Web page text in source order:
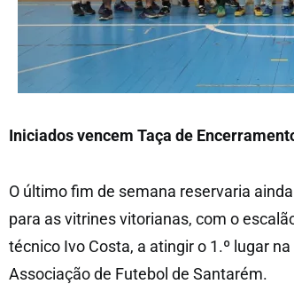
Iniciados vencem Taça de
O último fim de semana reservaria
para as vitrines vitorianas, com o
técnico Ivo Costa, a atingir o 1.º lugar
Associação de Futebol de Santarém.